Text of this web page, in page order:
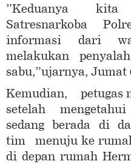
”Keduanya
Satresnarkoba
informasi dari
melakukan
sabu,”ujarnya, Jumat
Kemudian, petugas
setelah
sedang berada di
tim menuju ke
di depan rumah